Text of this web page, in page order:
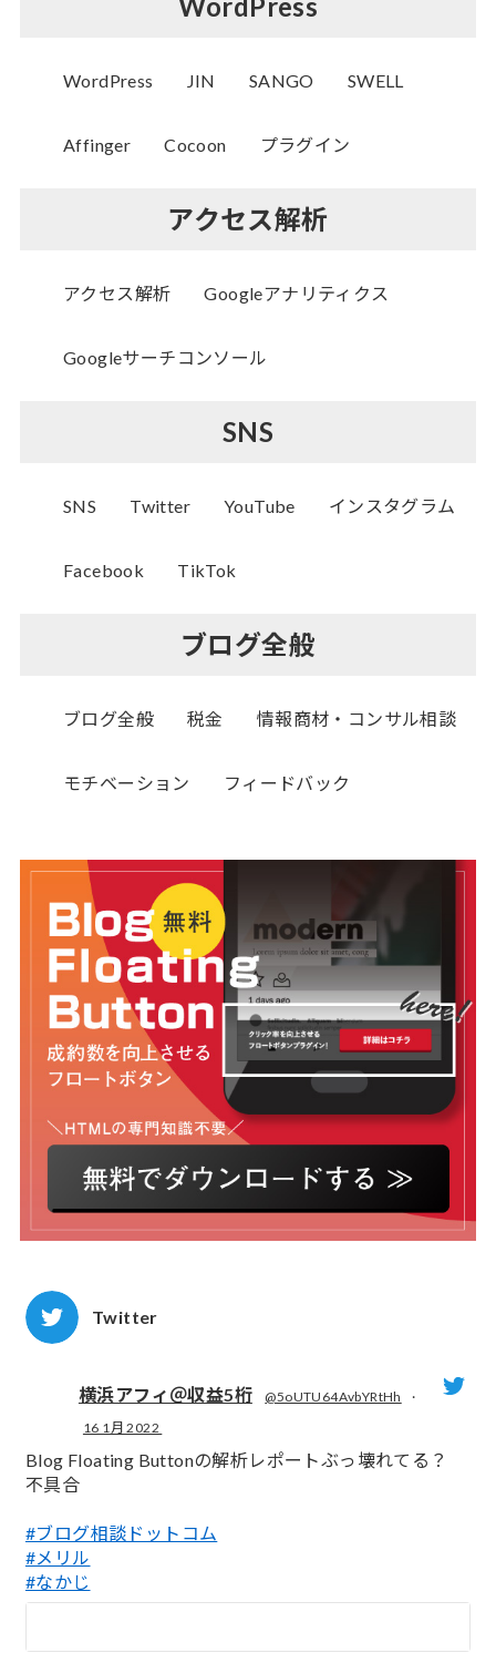
WordPress
WordPress JIN SANGO SWELL
Affinger Cocoon プラグイン
アクセス解析
アクセス解析 Googleアナリティクス
Googleサーチコンソール
SNS
SNS Twitter YouTube インスタグラム
Facebook TikTok
ブログ全般
ブログ全般 税金 情報商材・コンサル相談
モチベーション フィードバック
Twitter
横浜アフィ＠収益5桁 @5oUTU64AvbYRtHh
·
16 1月 2022
Blog Floating Buttonの解析レポートぶっ壊れてる？
不具合
#ブログ相談ドットコム
#メリル
#なかじ